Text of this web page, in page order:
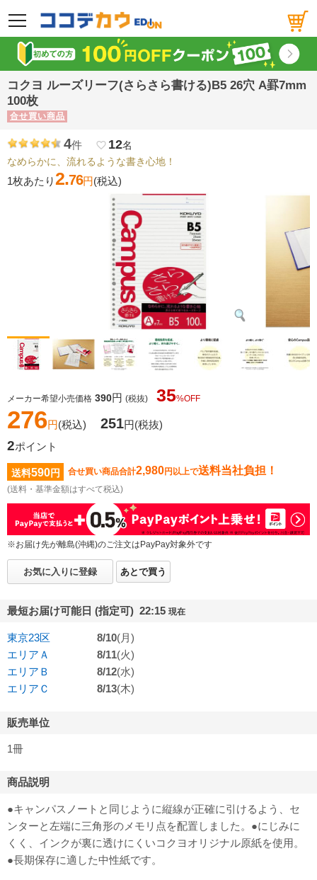
メニュー
コクヨ ルーズリーフ(さらさら書ける)B5 26穴 A罫7mm
100枚
合せ買い商品
4件 favorite_border 12名
なめらかに、流れるような書き心地！
1枚あたり2.76円(税込)
メーカー希望小売価格 390円 (税抜) 35%OFF
276円(税込) 251円(税抜)
2ポイント
送料590円 合せ買い商品合計2,980円以上で送料当社負担！
(送料・基準金額はすべて税込)
※お届け先が離島(沖縄)のご注文はPayPay対象外です
お気に入りに登録 あとで買う
最短お届け可能日 (指定可) 22:15 現在
東京23区 8/10(月)
エリアＡ
8/11(火)
エリアＢ
8/12(水)
エリアＣ
8/13(木)
販売単位
1冊
商品説明
●キャンパスノートと同じように縦線が正確に引けるよう、セ
ンターと左端に三角形のメモリ点を配置しました。●にじみに
くく、インクが裏に透けにくいコクヨオリジナル原紙を使用。
●長期保存に適した中性紙です。